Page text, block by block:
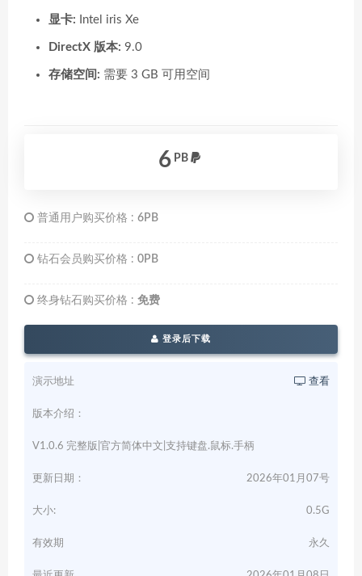
显卡: Intel iris Xe
DirectX 版本: 9.0
存储空间: 需要 3 GB 可用空间
6 PB
普通用户购买价格 : 6PB
钻石会员购买价格 : 0PB
终身钻石购买价格 : 免费
登录后下载
演示地址 查看
版本介绍：
V1.0.6 完整版|官方简体中文|支持键盘.鼠标.手柄
更新日期： 2026年01月07号
大小: 0.5G
有效期 永久